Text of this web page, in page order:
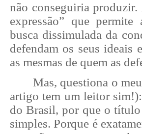
não conseguiria
expressão” que
busca dissimulada da
defendam os seus ideais
as mesmas de quem as
Mas, questiona o
artigo tem um leitor
do Brasil, por que o
simples. Porque é